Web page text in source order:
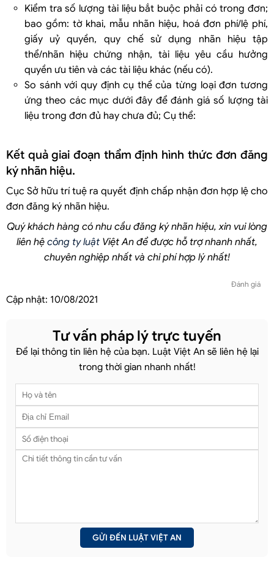
Kiểm tra số lượng tài liệu bắt buộc phải có trong đơn;
bao gồm: tờ khai, mẫu nhãn hiệu, hoá đơn phí/lệ phí,
giấy uỷ quyền, quy chế sử dụng nhãn hiệu tập
thể/nhãn hiệu chứng nhận, tài liệu yêu cầu hưởng
quyền ưu tiên và các tài liệu khác (nếu có).
So sánh với quy định cụ thể của từng loại đơn tương
ứng theo các mục dưới đây để đánh giá số lượng tài
liệu trong đơn đủ hay chưa đủ; Cụ thể:
Kết quả giai đoạn thẩm định hình thức đơn đăng
ký nhãn hiệu.
Cục Sở hữu trí tuệ ra quyết định chấp nhận đơn hợp lệ cho
đơn đăng ký nhãn hiệu.
Quý khách hàng có nhu cầu đăng ký nhãn hiệu, xin vui lòng
liên hệ công ty luật Việt An để được hỗ trợ nhanh nhất,
chuyên nghiệp nhất và chi phí hợp lý nhất!
Đánh giá
Cập nhật: 10/08/2021
Tư vấn pháp lý trực tuyến
Để lại thông tin liên hệ của bạn. Luật Việt An sẽ liên hệ lại
trong thời gian nhanh nhất!